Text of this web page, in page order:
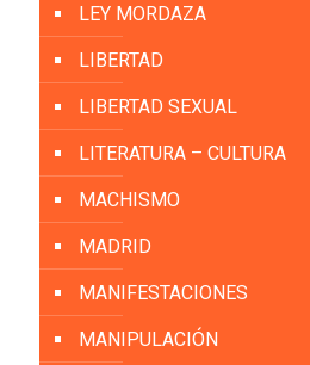
LEY MORDAZA
LIBERTAD
LIBERTAD SEXUAL
LITERATURA – CULTURA
MACHISMO
MADRID
MANIFESTACIONES
MANIPULACIÓN